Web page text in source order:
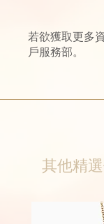
若欲獲取更多
戶服務部。
其他精